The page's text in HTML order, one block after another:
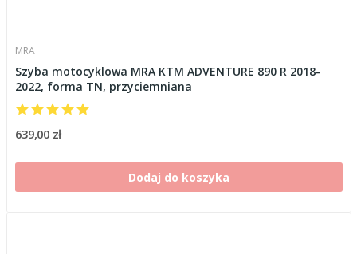
MRA
Szyba motocyklowa MRA KTM ADVENTURE 890 R 2018-
2022, forma TN, przyciemniana
639,00 zł
Dodaj do koszyka